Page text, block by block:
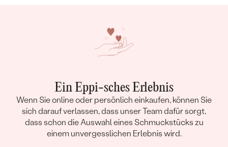
Ein Eppi-sches Erlebnis
Wenn Sie online oder persönlich einkaufen, können Sie
sich darauf verlassen, dass unser Team dafür sorgt,
dass schon die Auswahl eines Schmuckstücks zu
einem unvergesslichen Erlebnis wird.